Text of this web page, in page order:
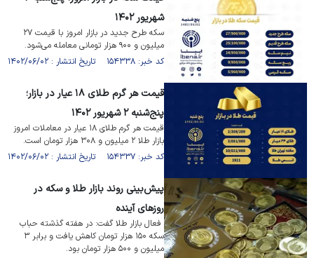
شهریور ۱۴۰۲
سکه طرح جدید در بازار امروز با قیمت ۲۷
میلیون و ۹۰۰ هزار تومانی معامله می‌شود.
کد خبر: ۱۵۴۳۳۸ تاریخ انتشار : ۱۴۰۲/۰۶/۰۲
قیمت هر گرم طلای ۱۸ عیار در بازار؛
پنج‌شنبه ۲ شهریور ۱۴۰۲
قیمت هر گرم طلای ۱۸ عیار در معاملات امروز
بازار طلا ۲ میلیون و ۳۰۸ هزار تومان است.
کد خبر: ۱۵۴۳۳۷ تاریخ انتشار : ۱۴۰۲/۰۶/۰۲
پیش‌بینی روند بازار طلا و سکه در
روزهای آینده
فعال بازار طلا گفت: در هفته گذشته حباب
سکه ۱۵۰ هزار تومان کاهش یافت و برابر ۳
میلیون و ۵۰۰ هزار تومان بود.